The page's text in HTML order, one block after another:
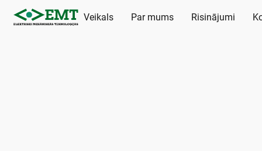
Veikals Par mums Risinājumi